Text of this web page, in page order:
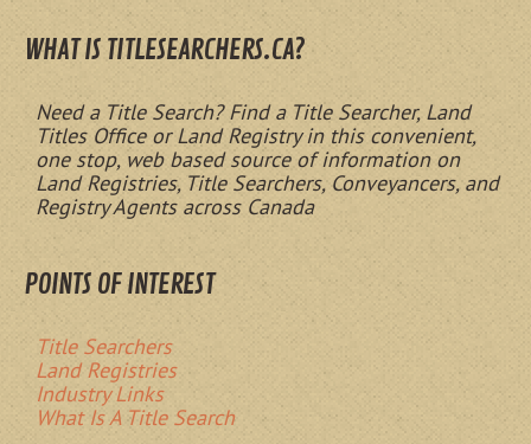
WHAT IS TITLESEARCHERS.CA?
Need a Title Search? Find a Title Searcher, Land
Titles Office or Land Registry in this convenient,
one stop, web based source of information on
Land Registries, Title Searchers, Conveyancers, and
Registry Agents across Canada
POINTS OF INTEREST
Title Searchers
Land Registries
Industry Links
What Is A Title Search